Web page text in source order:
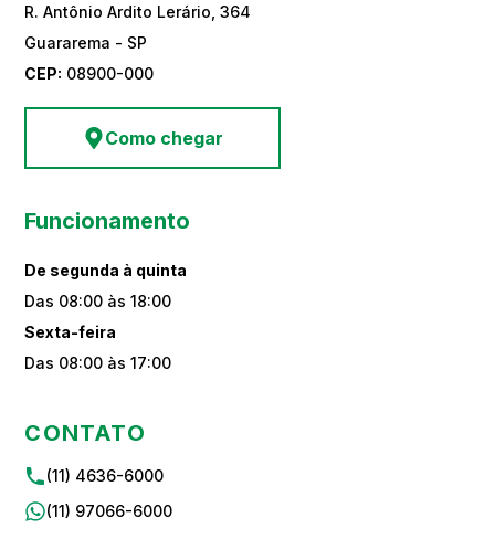
R. Antônio Ardito Lerário, 364
Guararema - SP
CEP: 08900-000
Como chegar
Funcionamento
De segunda à quinta
Das 08:00 às 18:00
Sexta-feira
Das 08:00 às 17:00
CONTATO
(11) 4636-6000
(11) 97066-6000